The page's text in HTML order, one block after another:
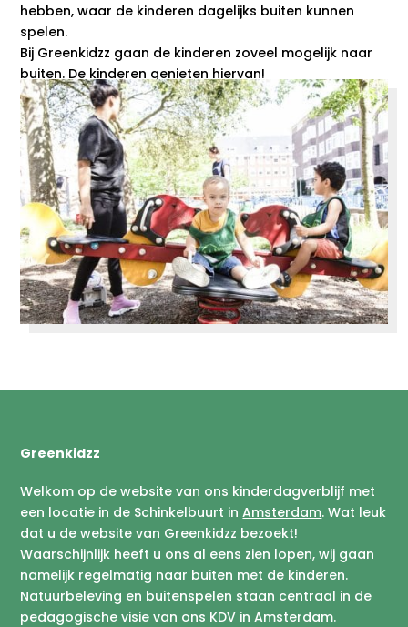
hebben, waar de kinderen dagelijks buiten kunnen
spelen.
Bij Greenkidzz gaan de kinderen zoveel mogelijk naar
buiten. De kinderen genieten hiervan!
Greenkidzz
Welkom op de website van ons kinderdagverblijf met
een locatie in de Schinkelbuurt inAmsterdam. Wat leuk
dat u de website van Greenkidzz bezoekt!
Waarschijnlijk heeft u ons al eens zien lopen, wij gaan
namelijk regelmatig naar buiten met de kinderen.
Natuurbeleving en buitenspelen staan centraal in de
pedagogische visie van ons KDV in Amsterdam.